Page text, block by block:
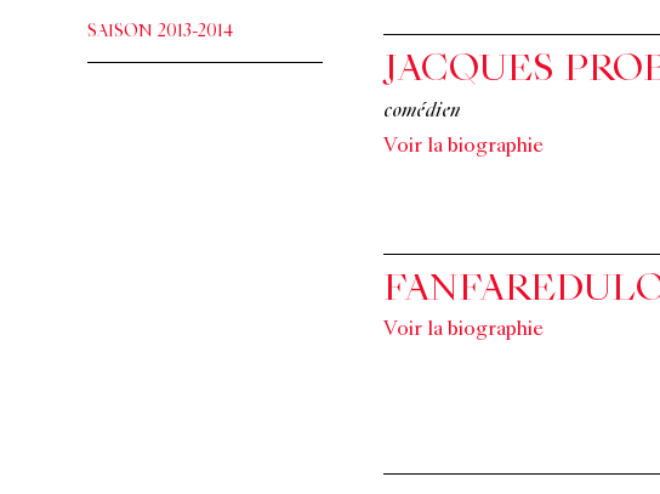
SAISON 2013-2014
JACQUES
comédien
Voir la biographie
Voir la biographie